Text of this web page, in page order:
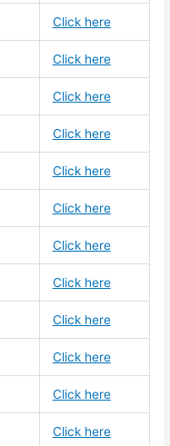
Click here
Click here
Click here
Click here
Click here
Click here
Click here
Click here
Click here
Click here
Click here
Click here